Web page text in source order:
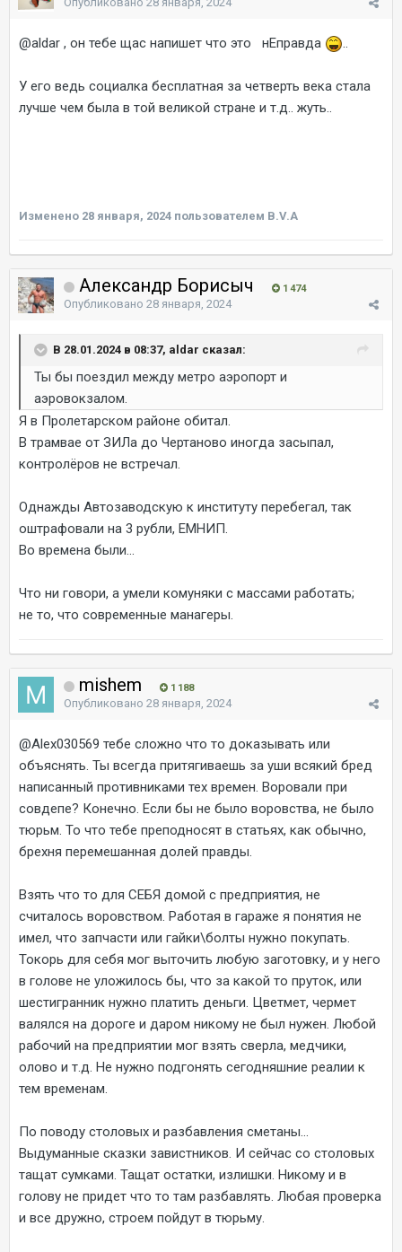
@aldar , он тебе щас напишет что это нЕправда ..
У его ведь социалка бесплатная за четверть века стала
лучше чем была в той великой стране и т.д.. жуть..
Изменено 28 января, 2024 пользователем B.V.A
Александр Борисыч 1 474
Опубликовано 28 января, 2024
В 28.01.2024 в 08:37, aldar сказал:
Ты бы поездил между метро аэропорт и
аэровокзалом.
Я в Пролетарском районе обитал.
В трамвае от ЗИЛа до Чертаново иногда засыпал,
контролёров не встречал.
Однажды Автозаводскую к институту перебегал, так
оштрафовали на 3 рубли, ЕМНИП.
Во времена были...
Что ни говори, а умели комуняки с массами работать;
не то, что современные манагеры.
mishem 1 188
Опубликовано 28 января, 2024
@Alex030569 тебе сложно что то доказывать или
объяснять. Ты всегда притягиваешь за уши всякий бред
написанный противниками тех времен. Воровали при
совдепе? Конечно. Если бы не было воровства, не было
тюрьм. То что тебе преподносят в статьях, как обычно,
брехня перемешанная долей правды.
Взять что то для СЕБЯ домой с предприятия, не
считалось воровством. Работая в гараже я понятия не
имел, что запчасти или гайки\болты нужно покупать.
Токорь для себя мог выточить любую заготовку, и у него
в голове не уложилось бы, что за какой то пруток, или
шестигранник нужно платить деньги. Цветмет, чермет
валялся на дороге и даром никому не был нужен. Любой
рабочий на предприятии мог взять сверла, медчики,
олово и т.д. Не нужно подгонять сегодняшние реалии к
тем временам.
По поводу столовых и разбавления сметаны...
Выдуманные сказки завистников. И сейчас со столовых
тащат сумками. Тащат остатки, излишки. Никому и в
голову не придет что то там разбавлять. Любая проверка
и все дружно, строем пойдут в тюрьму.